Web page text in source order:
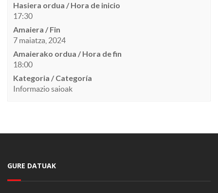
Hasiera ordua / Hora de inicio
17:30
Amaiera / Fin
7 maiatza, 2024
Amaierako ordua / Hora de fin
18:00
Kategoria / Categoría
Informazio saioak
GURE DATUAK